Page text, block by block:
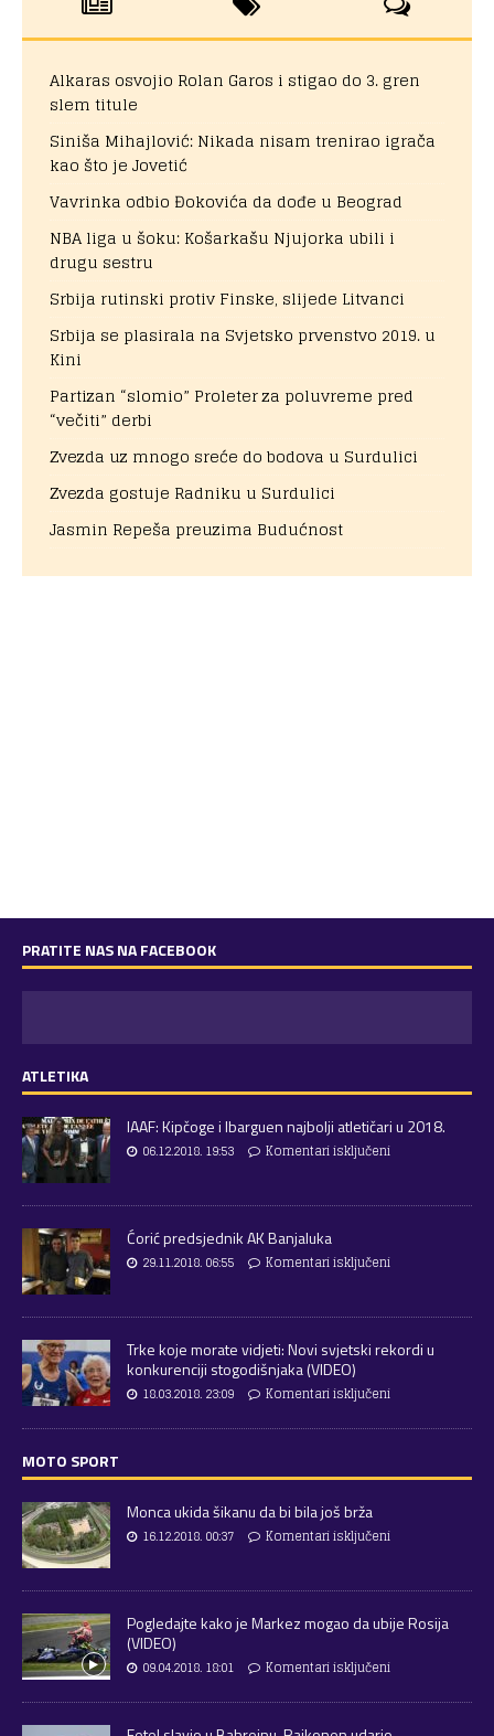
Alkaras osvojio Rolan Garos i stigao do 3. gren
slem titule
Siniša Mihajlović: Nikada nisam trenirao igrača
kao što je Jovetić
Vavrinka odbio Đokovića da dođe u Beograd
NBA liga u šoku: Košarkašu Njujorka ubili i
drugu sestru
Srbija rutinski protiv Finske, slijede Litvanci
Srbija se plasirala na Svjetsko prvenstvo 2019. u
Kini
Partizan “slomio” Proleter za poluvreme pred
“večiti” derbi
Zvezda uz mnogo sreće do bodova u Surdulici
Zvezda gostuje Radniku u Surdulici
Jasmin Repeša preuzima Budućnost
PRATITE NAS NA FACEBOOK
ATLETIKA
IAAF: Kipčoge i Ibarguen najbolji atletičari u 2018.
06.12.2018. 19:53 Komentari isključeni
Ćorić predsjednik AK Banjaluka
29.11.2018. 06:55 Komentari isključeni
Trke koje morate vidjeti: Novi svjetski rekordi u
konkurenciji stogodišnjaka (VIDEO)
18.03.2018. 23:09 Komentari isključeni
MOTO SPORT
Monca ukida šikanu da bi bila još brža
16.12.2018. 00:37 Komentari isključeni
Pogledajte kako je Markez mogao da ubije Rosija
(VIDEO)
09.04.2018. 18:01 Komentari isključeni